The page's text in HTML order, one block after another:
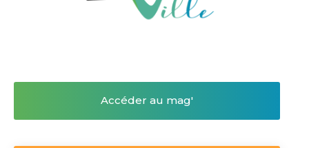
Accéder au mag'